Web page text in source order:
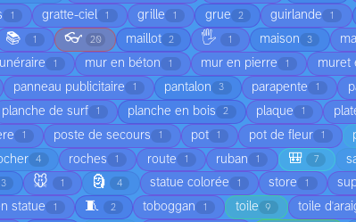
1 gratte-ciel 1 grille 1 grue 2 guirlande 1
📚 1 👓 20 maillot 2 🖐️ 1 maison 3
1 mur en béton 1 mur en pierre 1 muret
panneau publicitaire 1 pantalon 3 parapente 1
planche de surf 1 planche en bois 2 plaque 1
1 poste de secours 1 pot 1 pot de fleur 1
4 roches 1 route 1 ruban 1 🎒 7
3 🐭 1 🗿 4 statue colorée 1 store 1
statue 1 🧵 2 toboggan 1 toile 9 toile